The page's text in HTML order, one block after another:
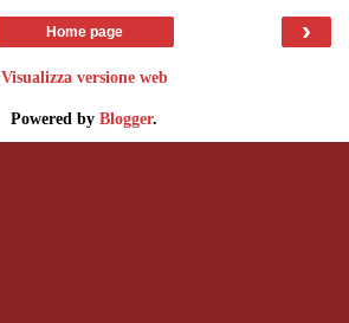
›
Home page
Visualizza versione web
Powered by Blogger.